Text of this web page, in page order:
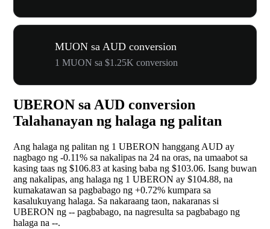
MUON sa AUD conversion
1 MUON sa $1.25K conversion
UBERON sa AUD conversion
Talahanayan ng halaga ng palitan
Ang halaga ng palitan ng 1 UBERON hanggang AUD ay
nagbago ng -0.11% sa nakalipas na 24 na oras, na umaabot sa
kasing taas ng $106.83 at kasing baba ng $103.06. Isang buwan
ang nakalipas, ang halaga ng 1 UBERON ay $104.88, na
kumakatawan sa pagbabago ng +0.72% kumpara sa
kasalukuyang halaga. Sa nakaraang taon, nakaranas si
UBERON ng -- pagbabago, na nagresulta sa pagbabago ng
halaga na --.